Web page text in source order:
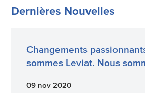
Dernières Nouvelles
Changements
sommes Leviat. Nous
09 nov 2020